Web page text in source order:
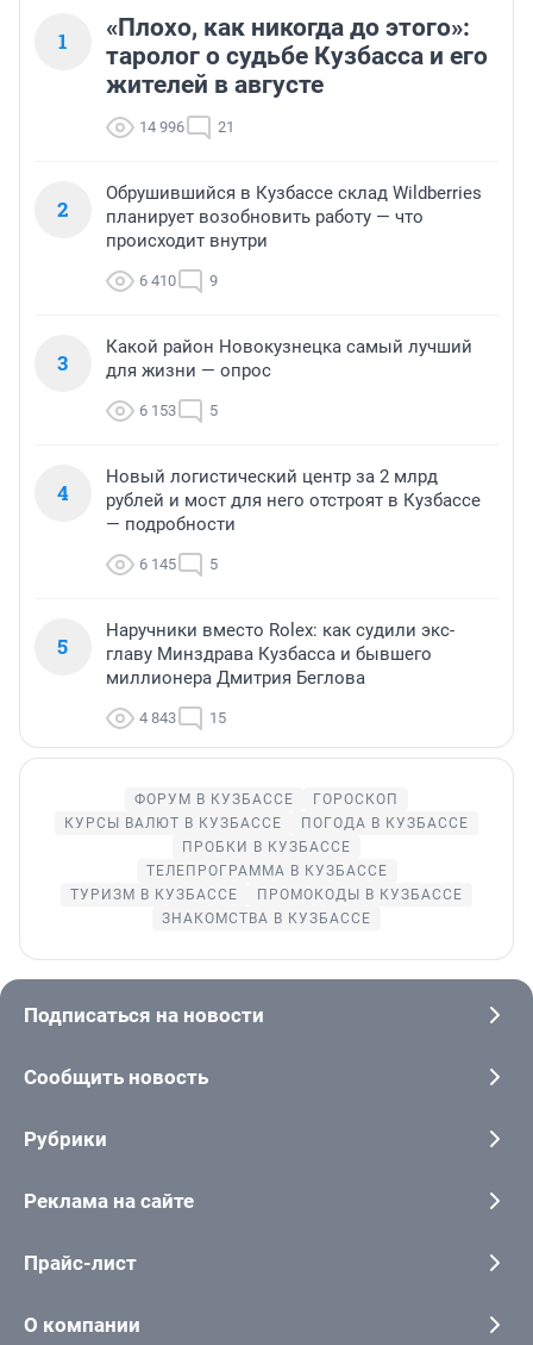
1
«Плохо, как никогда до этого»:
таролог о судьбе Кузбасса и его
жителей в августе
14 996 21
2
Обрушившийся в Кузбассе склад Wildberries
планирует возобновить работу — что
происходит внутри
6 410 9
3
Какой район Новокузнецка самый лучший
для жизни — опрос
6 153 5
4
Новый логистический центр за 2 млрд
рублей и мост для него отстроят в Кузбассе
— подробности
6 145 5
5
Наручники вместо Rolex: как судили экс-
главу Минздрава Кузбасса и бывшего
миллионера Дмитрия Беглова
4 843 15
ФОРУМ В КУЗБАССЕ
ГОРОСКОП
КУРСЫ ВАЛЮТ В КУЗБАССЕ
ПОГОДА В КУЗБАССЕ
ПРОБКИ В КУЗБАССЕ
ТЕЛЕПРОГРАММА В КУЗБАССЕ
ТУРИЗМ В КУЗБАССЕ
ПРОМОКОДЫ В КУЗБАССЕ
ЗНАКОМСТВА В КУЗБАССЕ
Подписаться на новости
Сообщить новость
Рубрики
Реклама на сайте
Прайс-лист
О компании